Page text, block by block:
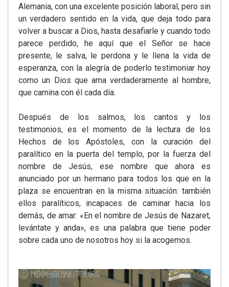
Alemania, con una excelente posición laboral, pero sin
un verdadero sentido en la vida, que deja todo para
volver a buscar a Dios, hasta desafiarle y cuando todo
parece perdido, he aquí que el Señor se hace
presente, le salva, le perdona y le llena la vida de
esperanza, con la alegría de poderlo testimoniar hoy
como un Dios que ama verdaderamente al hombre,
que camina con él cada día.
Después de los salmos, los cantos y los
testimonios, es el momento de la lectura de los
Hechos de los Apóstoles, con la curación del
paralítico en la puerta del templo, por la fuerza del
nombre de Jesús, ese nombre que ahora es
anunciado por un hermano para todos los que en la
plaza se encuentran en la misma situación: también
ellos paralíticos, incapaces de caminar hacia los
demás, de amar: «En el nombre de Jesús de Nazaret,
levántate y anda», es una palabra que tiene poder
sobre cada uno de nosotros hoy si la acogemos.